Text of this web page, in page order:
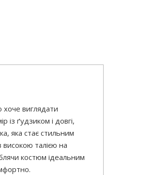
хоче виглядати
із ґудзиком і довгі,
яка стає стильним
талією на
костюм ідеальним